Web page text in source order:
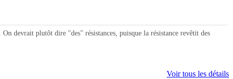
devrait plutôt dire "des" résistances, puisque la résistance revêtit des
Voir tous les détails